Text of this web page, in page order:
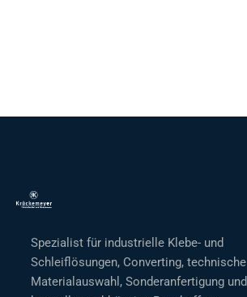
Spezialist für industrielle Klebe- und
Schleiflösungen, Converting, technische
Materialauswahl, Sonderanfertigung und